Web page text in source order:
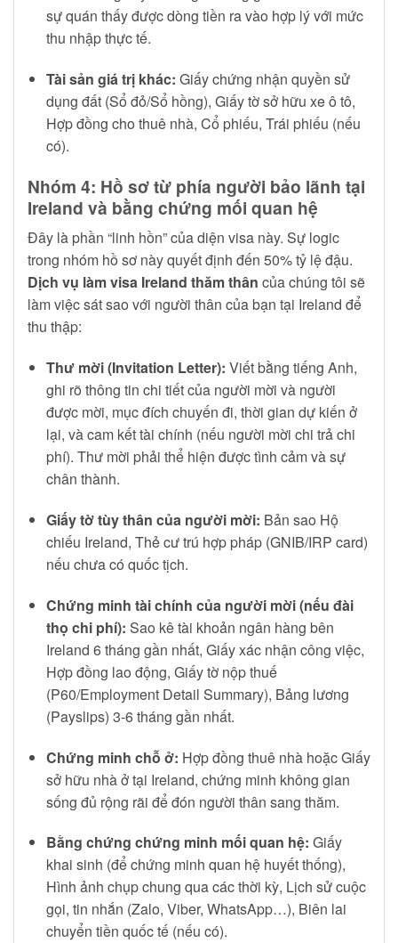
sự quán thấy được dòng tiền ra vào hợp lý với mức
thu nhập thực tế.
Tài sản giá trị khác: Giấy chứng nhận quyền sử
dụng đất (Sổ đỏ/Sổ hồng), Giấy tờ sở hữu xe ô tô,
Hợp đồng cho thuê nhà, Cổ phiếu, Trái phiếu (nếu
có).
Nhóm 4: Hồ sơ từ phía người bảo lãnh tại
Ireland và bằng chứng mối quan hệ
Đây là phần “linh hồn” của diện visa này. Sự logic
trong nhóm hồ sơ này quyết định đến 50% tỷ lệ đậu.
Dịch vụ làm visa Ireland thăm thân của chúng tôi sẽ
làm việc sát sao với người thân của bạn tại Ireland để
thu thập:
Thư mời (Invitation Letter): Viết bằng tiếng Anh,
ghi rõ thông tin chi tiết của người mời và người
được mời, mục đích chuyến đi, thời gian dự kiến ở
lại, và cam kết tài chính (nếu người mời chi trả chi
phí). Thư mời phải thể hiện được tình cảm và sự
chân thành.
Giấy tờ tùy thân của người mời: Bản sao Hộ
chiếu Ireland, Thẻ cư trú hợp pháp (GNIB/IRP card)
nếu chưa có quốc tịch.
Chứng minh tài chính của người mời (nếu đài
thọ chi phí): Sao kê tài khoản ngân hàng bên
Ireland 6 tháng gần nhất, Giấy xác nhận công việc,
Hợp đồng lao động, Giấy tờ nộp thuế
(P60/Employment Detail Summary), Bảng lương
(Payslips) 3-6 tháng gần nhất.
Chứng minh chỗ ở: Hợp đồng thuê nhà hoặc Giấy
sở hữu nhà ở tại Ireland, chứng minh không gian
sống đủ rộng rãi để đón người thân sang thăm.
Bằng chứng chứng minh mối quan hệ: Giấy
khai sinh (để chứng minh quan hệ huyết thống),
Hình ảnh chụp chung qua các thời kỳ, Lịch sử cuộc
gọi, tin nhắn (Zalo, Viber, WhatsApp…), Biên lai
chuyển tiền quốc tế (nếu có).